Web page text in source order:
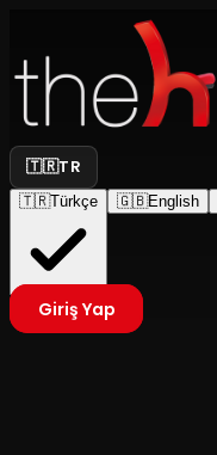
🇹🇷TR
🇹🇷Türkçe 🇬🇧English
Giriş Yap